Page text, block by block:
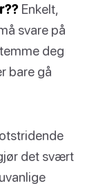
Enkelt,
svare på
deg
bare gå
det svært